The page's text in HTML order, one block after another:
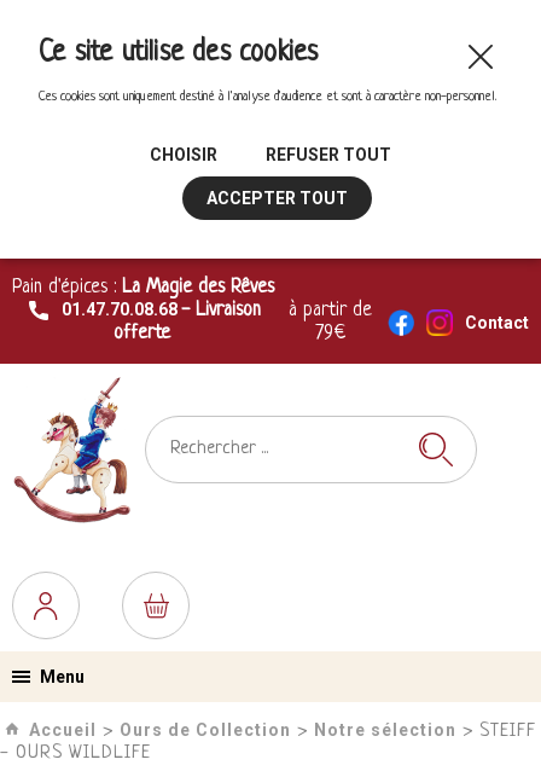
Pain d'épices : La Magie des Rêves
01.47.70.08.68- Livraison
offerte
à partir de
79€
Contact
Menu
Accueil › Ours de Collection › Notre sélection › STEIFF
- OURS WILDLIFE
Ce site utilise des cookies
Ces cookies sont uniquement destiné à l'analyse d'audience et sont à caractère non-personnel.
CHOISIR REFUSER TOUT
ACCEPTER TOUT